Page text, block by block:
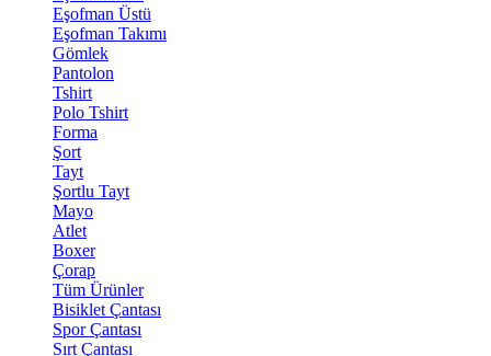
Eşofman Üstü
Eşofman Takımı
Gömlek
Pantolon
Tshirt
Polo Tshirt
Forma
Şort
Tayt
Şortlu Tayt
Mayo
Atlet
Boxer
Çorap
Tüm Ürünler
Bisiklet Çantası
Spor Çantası
Sırt Çantası